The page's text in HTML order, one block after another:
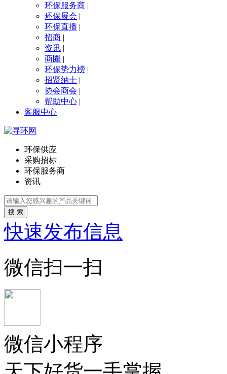
环保服务商 |
环保展会 |
环保直播 |
招商 |
资讯 |
商圈 |
环保势力榜 |
招贤纳士 |
协会商会 |
帮助中心 |
客服中心
环保供应
采购招标
环保服务商
资讯
搜 索
快速发布信息
微信扫一扫
微信小程序